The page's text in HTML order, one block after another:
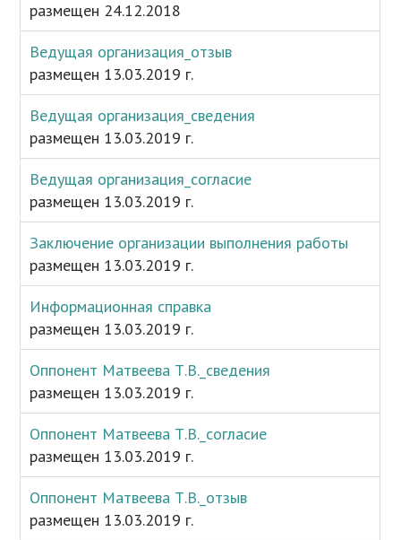
размещен 24.12.2018
Ведущая организация_отзыв
размещен 13.03.2019 г.
Ведущая организация_сведения
размещен 13.03.2019 г.
Ведущая организация_согласие
размещен 13.03.2019 г.
Заключение организации выполнения работы
размещен 13.03.2019 г.
Информационная справка
размещен 13.03.2019 г.
Оппонент Матвеева Т.В._сведения
размещен 13.03.2019 г.
Оппонент Матвеева Т.В._согласие
размещен 13.03.2019 г.
Оппонент Матвеева Т.В._отзыв
размещен 13.03.2019 г.